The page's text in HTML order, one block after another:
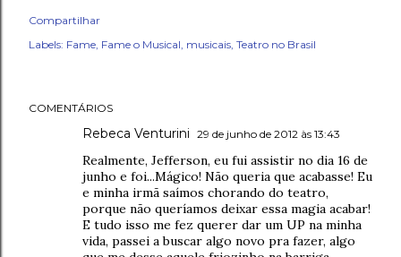
Compartilhar
Labels: Fame Fame o Musical musicais Teatro no Brasil
COMENTÁRIOS
Rebeca Venturini 29 de junho de 2012 às 13:43
Realmente, Jefferson, eu fui assistir no dia 16 de
junho e foi...Mágico! Não queria que acabasse! Eu
e minha irmã saímos chorando do teatro,
porque não queríamos deixar essa magia acabar!
E tudo isso me fez querer dar um UP na minha
vida, passei a buscar algo novo pra fazer, algo